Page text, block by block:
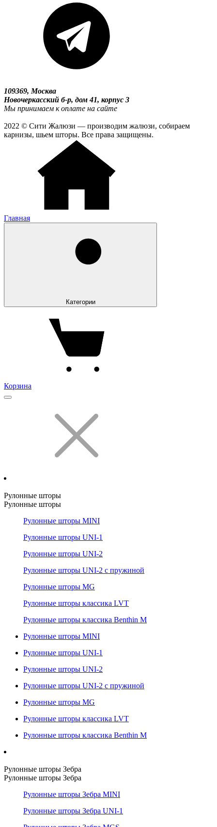
109369, Москва
Новочеркасский б-р, дом 41, корпус 3
Мы принимаем к оплате на сайте
2022 © Сити Жалюзи — производим жалюзи, собираем
карнизы, шьем шторы. Все права защищены.
Главная
Категории
Корзина
Рулонные шторы
Рулонные шторы
Рулонные шторы MINI
Рулонные шторы UNI-1
Рулонные шторы UNI-2
Рулонные шторы UNI-2 с пружиной
Рулонные шторы MG
Рулонные шторы классика LVT
Рулонные шторы классика Benthin M
Рулонные шторы MINI
Рулонные шторы UNI-1
Рулонные шторы UNI-2
Рулонные шторы UNI-2 с пружиной
Рулонные шторы MG
Рулонные шторы классика LVT
Рулонные шторы классика Benthin M
Рулонные шторы Зебра
Рулонные шторы Зебра
Рулонные шторы Зебра MINI
Рулонные шторы Зебра UNI-1